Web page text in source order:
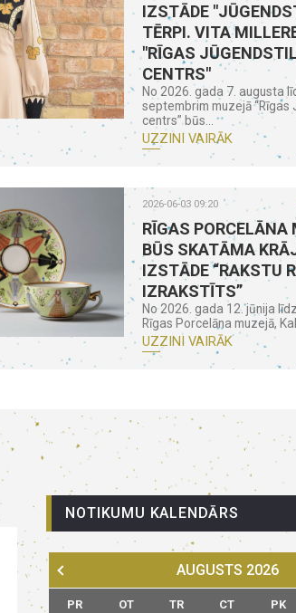
IZSTĀDE
TĒRPI. VITA
"RĪGAS
CENTRS"
No 2026. gada 7. augusta
septembrim muzejā “Rīgas
centrs” būs...
UZZINI VAIRĀK
2026-06-03 09:20
RĪGAS PORCELĀNA
BŪS SKATĀMA
IZSTĀDE “RAKSTU
IZRAKSTĪTS”
No 2026. gada 12. jūnija
Rīgas Porcelāna muzejā,
UZZINI VAIRĀK
NOTIKUMU KALENDĀRS
AUGUSTS 2026
PR OT TR CT PK